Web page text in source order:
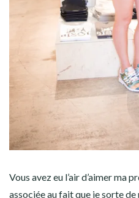
Vous avez eu l’air d’aimer ma
associée au fait que je sorte